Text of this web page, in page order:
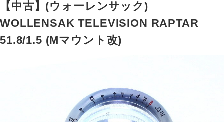
【中古】(ウォーレンサック)
WOLLENSAK TELEVISION RAPTAR
51.8/1.5 (Mマウント改)